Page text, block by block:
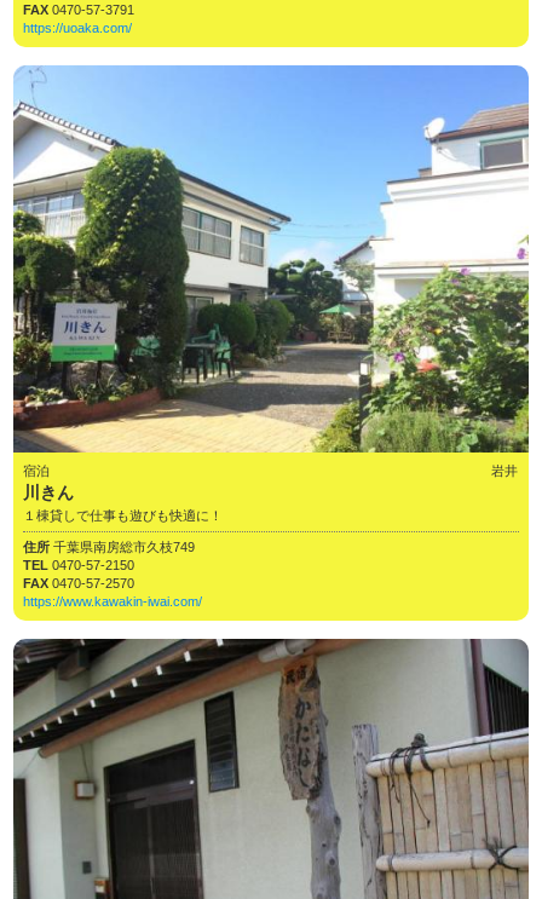
FAX0470-57-3791
https://uoaka.com/
宿泊 岩井
川きん
１棟貸しで仕事も遊びも快適に！
住所千葉県南房総市久枝749
TEL0470-57-2150
FAX0470-57-2570
https://www.kawakin-iwai.com/